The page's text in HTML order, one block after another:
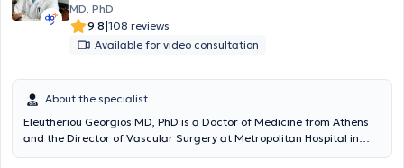
MD, PhD
9.8|108 reviews
Available for video consultation
About the specialist
Eleutheriou Georgios MD, PhD is a Doctor of Medicine from Athens
and the Director of Vascular Surgery at Metropolitan Hospital in